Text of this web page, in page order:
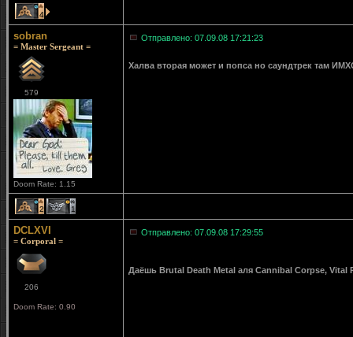
4
sobran
= Master Sergeant =
579
Doom Rate: 1.15
Отправлено: 07.09.08 17:21:23
Халва вторая может и попса но саундтрек там
2 1
DCLXVI
= Corporal =
206
Doom Rate: 0.90
Отправлено: 07.09.08 17:29:55
Даёшь Brutal Death Metal аля Cannibal Corpse,